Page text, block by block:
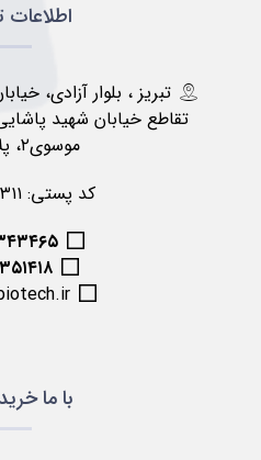
تبریز ، بلوار آزادی،
تقاطع خیابان شهید
موسوی۲، پلاک ۱۲۱
کد پستی: ۵۱۶۵۷۳۱۳۱۱
با ما